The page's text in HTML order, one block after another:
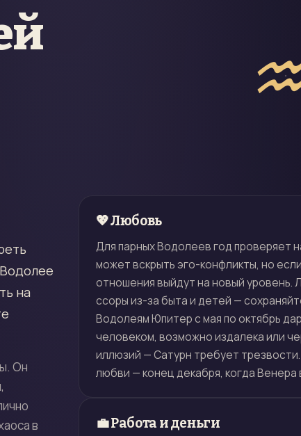
на
Он
в
💖 Любовь
Для парных Водолеев год проверяет
может вскрыть эго-конфликты, но
отношения выйдут на новый уровень.
ссоры из-за быта и детей —
Водолеям Юпитер с мая по октябрь
человеком, возможно издалека или
иллюзий — Сатурн требует
любви — конец декабря, когда Венера
💼 Работа и деньги